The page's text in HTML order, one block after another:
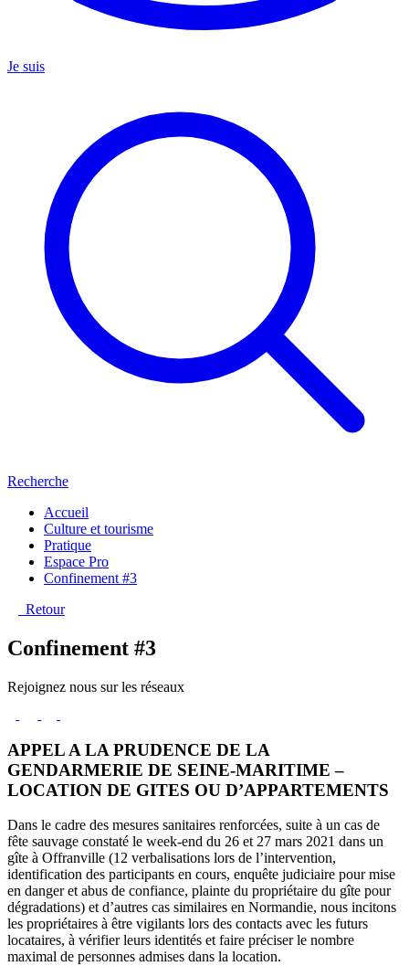
Je suis
Recherche
Accueil
Culture et tourisme
Pratique
Espace Pro
Confinement #3
Retour
Confinement #3
Rejoignez nous sur les réseaux
APPEL A LA PRUDENCE DE LA
GENDARMERIE DE SEINE-MARITIME –
LOCATION DE GITES OU D’APPARTEMENTS
Dans le cadre des mesures sanitaires renforcées, suite à un cas de
fête sauvage constaté le week-end du 26 et 27 mars 2021 dans un
gîte à Offranville (12 verbalisations lors de l’intervention,
identification des participants en cours, enquête judiciaire pour mise
en danger et abus de confiance, plainte du propriétaire du gîte pour
dégradations) et d’autres cas similaires en Normandie, nous incitons
les propriétaires à être vigilants lors des contacts avec les futurs
locataires, à vérifier leurs identités et faire préciser le nombre
maximal de personnes admises dans la location.